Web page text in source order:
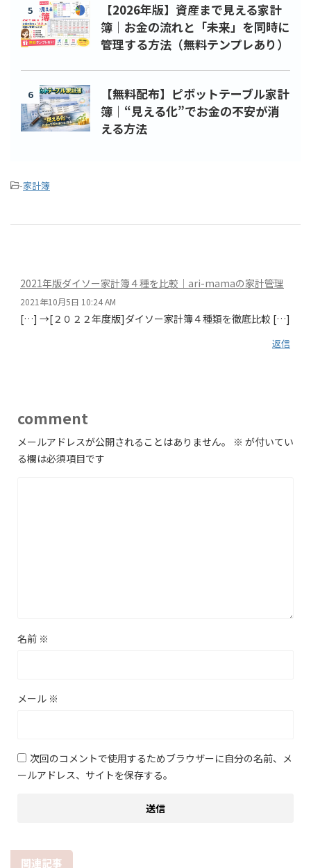
5
【2026年版】資産まで見える家計
簿｜お金の流れと「未来」を同時に
管理する方法（無料テンプレあり）
6
【無料配布】ピボットテーブル家計
簿｜“見える化”でお金の不安が消
える方法
-家計簿
2021年版ダイソー家計簿４種を比較｜ari-mamaの家計管理
2021年10月5日 10:24 AM
[…] →[２０２２年度版]ダイソー家計簿４種類を徹底比較 […]
返信
comment
メールアドレスが公開されることはありません。 ※ が付いてい
る欄は必須項目です
名前 ※
メール ※
次回のコメントで使用するためブラウザーに自分の名前、メ
ールアドレス、サイトを保存する。
関連記事